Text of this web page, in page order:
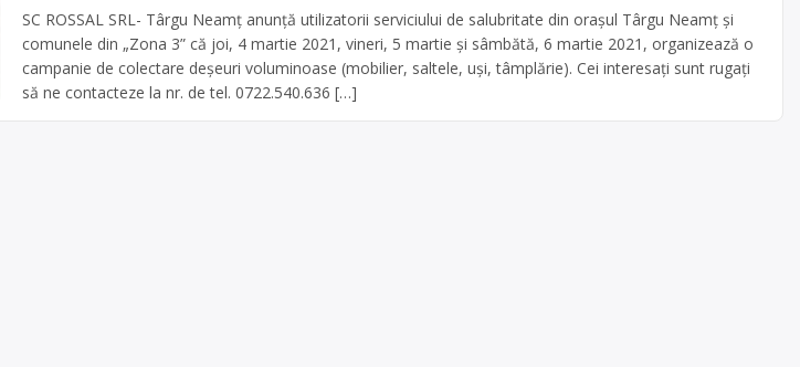
SC ROSSAL SRL- Târgu Neamţ anunţă utilizatorii serviciului de salubritate din oraşul Târgu Neamţ şi
comunele din „Zona 3” că joi, 4 martie 2021, vineri, 5 martie şi sâmbătă, 6 martie 2021, organizează o
campanie de colectare deşeuri voluminoase (mobilier, saltele, uşi, tâmplărie). Cei interesaţi sunt rugaţi
să ne contacteze la nr. de tel. 0722.540.636 […]